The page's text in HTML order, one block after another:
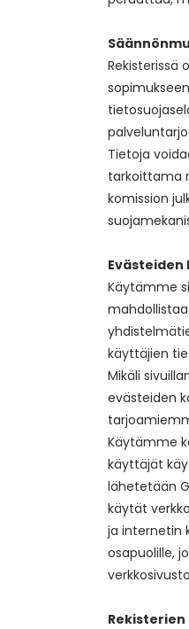
Rekisterissä
Tietoja
tarkoittama
komission
Käytämme
käyttäjien
Mikäli
evästeiden
Käytämme
käyttäjät
lähetetään
käytät
ja internetin
osapuolille,